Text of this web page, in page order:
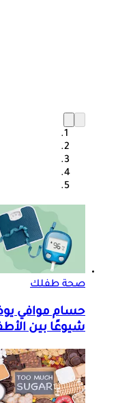
صحة طفلك
حسام موافي
شيوعًا بين